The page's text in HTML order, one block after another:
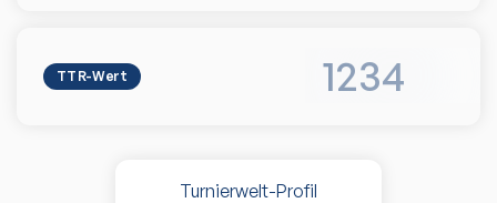
TTR-Wert 1234
Turnierwelt-Profil